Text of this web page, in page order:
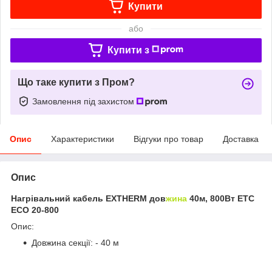
Купити
або
Купити з
Що таке купити з Пром?
Замовлення під захистом
Опис Характеристики Відгуки про товар Доставка
Опис
Нагрівальний кабель EXTHERM довжина 40м, 800Вт ETC
ECO 20­-800
Опис:
Довжина секції: - 40 м